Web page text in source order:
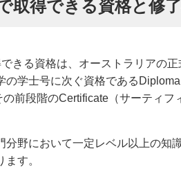
取得できる資格と修
きる資格は、オーストラリアの
の学士号に次ぐ資格である
前段階のCertificate（サーティフ
分野において一定レベル以上の知
ます。